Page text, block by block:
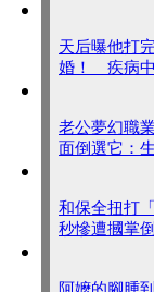
天后曝他打
婚！ 疾病
老公夢幻職
面倒選它：
和保全扭打
秒慘遭摑掌
阿嬤的腳腫